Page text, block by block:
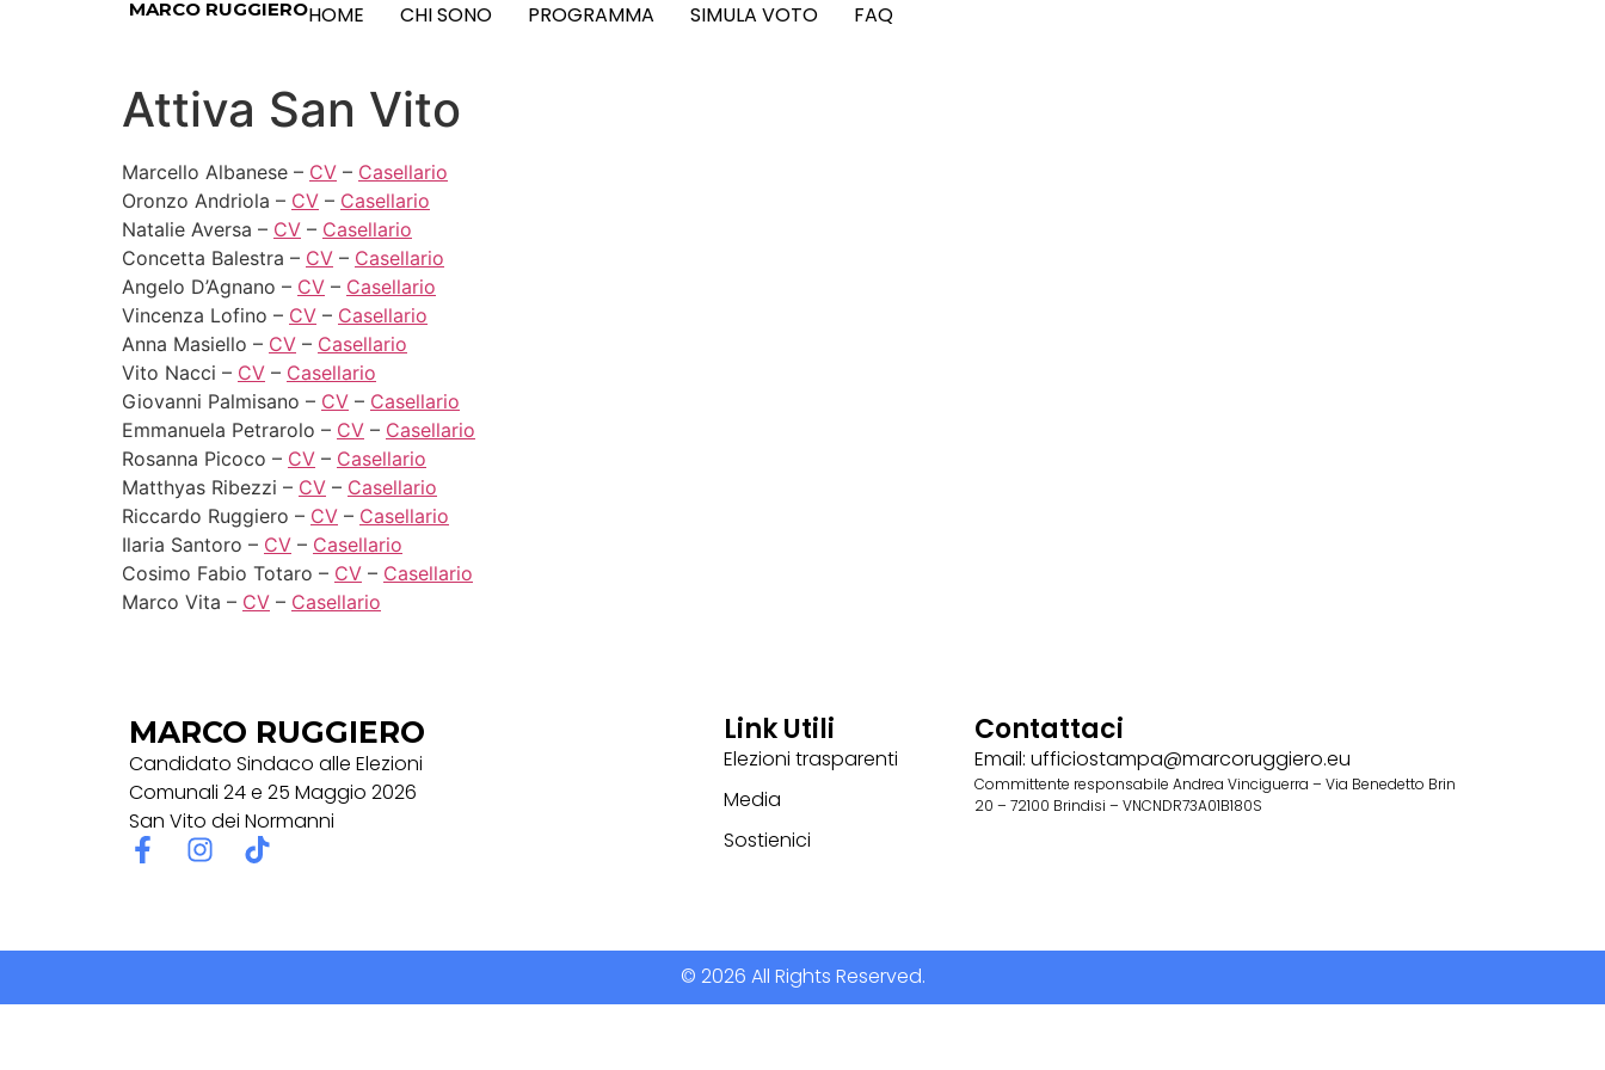
MARCO RUGGIEROHOME CHI SONO PROGRAMMA SIMULA VOTO FAQ
Attiva San Vito
Marcello Albanese – CV – Casellario
Oronzo Andriola – CV – Casellario
Natalie Aversa – CV – Casellario
Concetta Balestra – CV – Casellario
Angelo D’Agnano – CV – Casellario
Vincenza Lofino – CV – Casellario
Anna Masiello – CV – Casellario
Vito Nacci – CV – Casellario
Giovanni Palmisano – CV – Casellario
Emmanuela Petrarolo – CV – Casellario
Rosanna Picoco – CV – Casellario
Matthyas Ribezzi – CV – Casellario
Riccardo Ruggiero – CV – Casellario
Ilaria Santoro – CV – Casellario
Cosimo Fabio Totaro – CV – Casellario
Marco Vita – CV – Casellario
MARCO RUGGIERO
Candidato Sindaco alle Elezioni
Comunali 24 e 25 Maggio 2026
San Vito dei Normanni
Link Utili
Elezioni trasparenti
Media
Sostienici
Contattaci
Email: ufficiostampa@marcoruggiero.eu
Committente responsabile Andrea Vinciguerra – Via Benedetto Brin
20 – 72100 Brindisi – VNCNDR73A01B180S
© 2026 All Rights Reserved.